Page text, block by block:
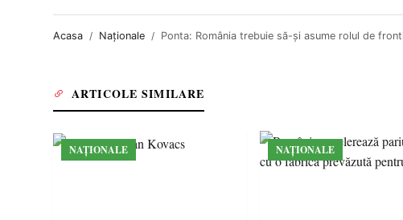
Acasa Naționale Ponta: România trebuie să-şi asume rolul de
ARTICOLE SIMILARE
NAȚIONALE NAȚIONALE